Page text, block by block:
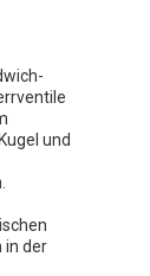
und
in der